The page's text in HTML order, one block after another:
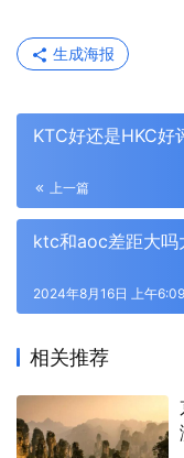
生成海报
KTC好还是HKC好
上一篇
ktc和aoc差距大吗
2024年8月16日 上午6:09
相关推荐